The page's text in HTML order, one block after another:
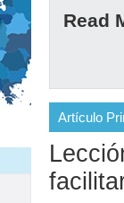
Read
Artículo